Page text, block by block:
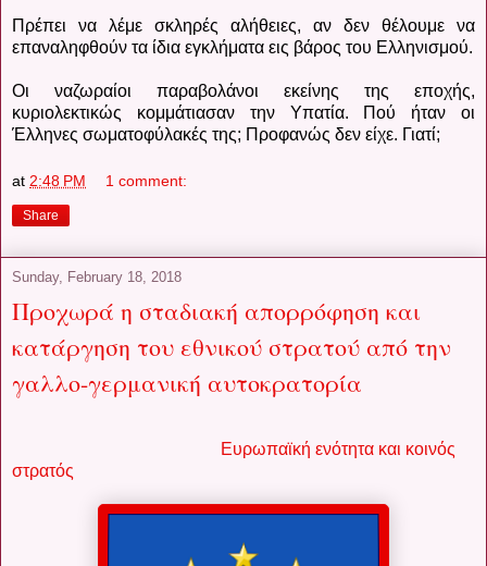
Πρέπει να λέμε σκληρές αλήθειες, αν δεν θέλουμε να
επαναληφθούν τα ίδια εγκλήματα εις βάρος του Ελληνισμού.
Οι ναζωραίοι παραβολάνοι εκείνης της εποχής,
κυριολεκτικώς κομμάτιασαν την Υπατία. Πού ήταν οι
Έλληνες σωματοφύλακές της; Προφανώς δεν είχε. Γιατί;
at 2:48 PM 1 comment:
Share
Sunday, February 18, 2018
Προχωρά η σταδιακή απορρόφηση και
κατάργηση του εθνικού στρατού από την
γαλλο-γερμανική αυτοκρατορία
Ευρωπαϊκή ενότητα και κοινός
στρατός